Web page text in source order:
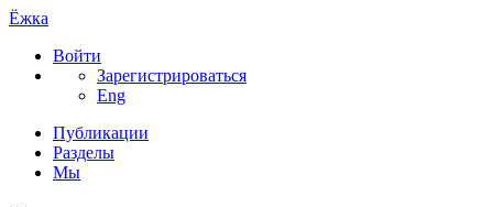
Ёжка
Войти
Зарегистрироваться
Eng
Публикации
Разделы
Мы